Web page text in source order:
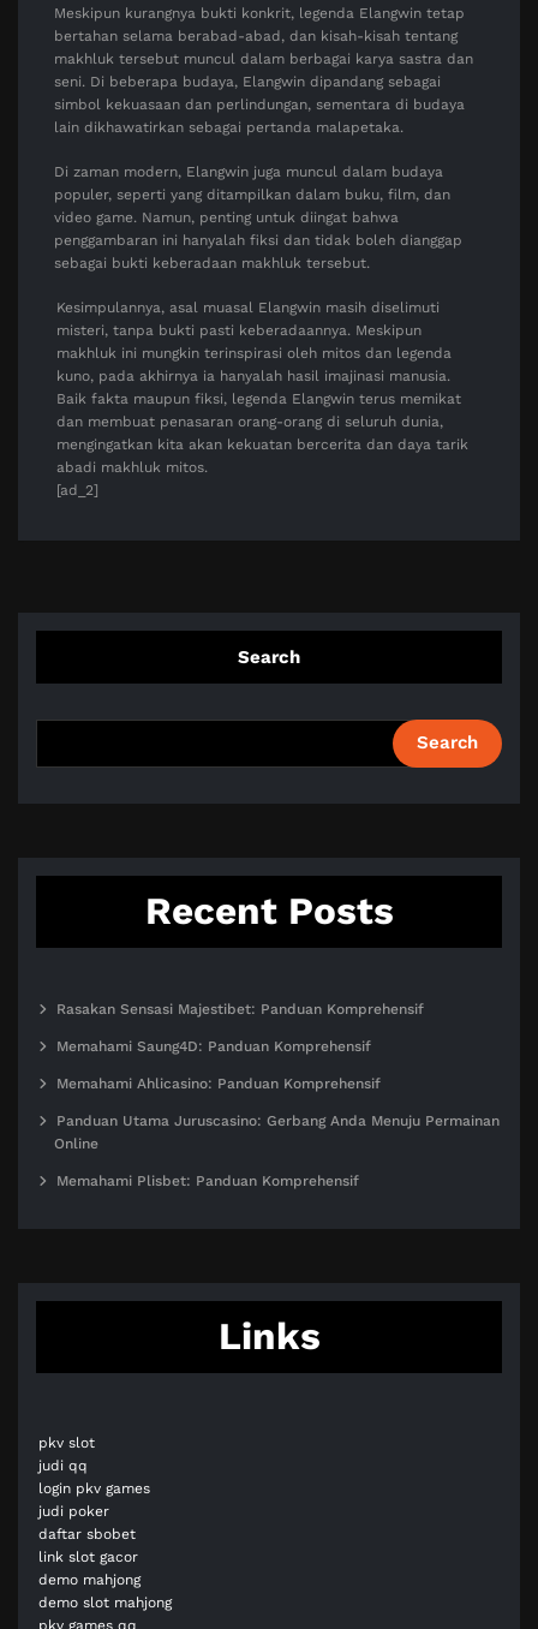
Meskipun kurangnya bukti konkrit, legenda Elangwin tetap
bertahan selama berabad-abad, dan kisah-kisah tentang
makhluk tersebut muncul dalam berbagai karya sastra dan
seni. Di beberapa budaya, Elangwin dipandang sebagai
simbol kekuasaan dan perlindungan, sementara di budaya
lain dikhawatirkan sebagai pertanda malapetaka.
Di zaman modern, Elangwin juga muncul dalam budaya
populer, seperti yang ditampilkan dalam buku, film, dan
video game. Namun, penting untuk diingat bahwa
penggambaran ini hanyalah fiksi dan tidak boleh dianggap
sebagai bukti keberadaan makhluk tersebut.
Kesimpulannya, asal muasal Elangwin masih diselimuti
misteri, tanpa bukti pasti keberadaannya. Meskipun
makhluk ini mungkin terinspirasi oleh mitos dan legenda
kuno, pada akhirnya ia hanyalah hasil imajinasi manusia.
Baik fakta maupun fiksi, legenda Elangwin terus memikat
dan membuat penasaran orang-orang di seluruh dunia,
mengingatkan kita akan kekuatan bercerita dan daya tarik
abadi makhluk mitos.
[ad_2]
Search
Search
Recent Posts
Rasakan Sensasi Majestibet: Panduan Komprehensif
Memahami Saung4D: Panduan Komprehensif
Memahami Ahlicasino: Panduan Komprehensif
Panduan Utama Juruscasino: Gerbang Anda Menuju Permainan
Online
Memahami Plisbet: Panduan Komprehensif
Links
pkv slot
judi qq
login pkv games
judi poker
daftar sbobet
link slot gacor
demo mahjong
demo slot mahjong
pkv games qq